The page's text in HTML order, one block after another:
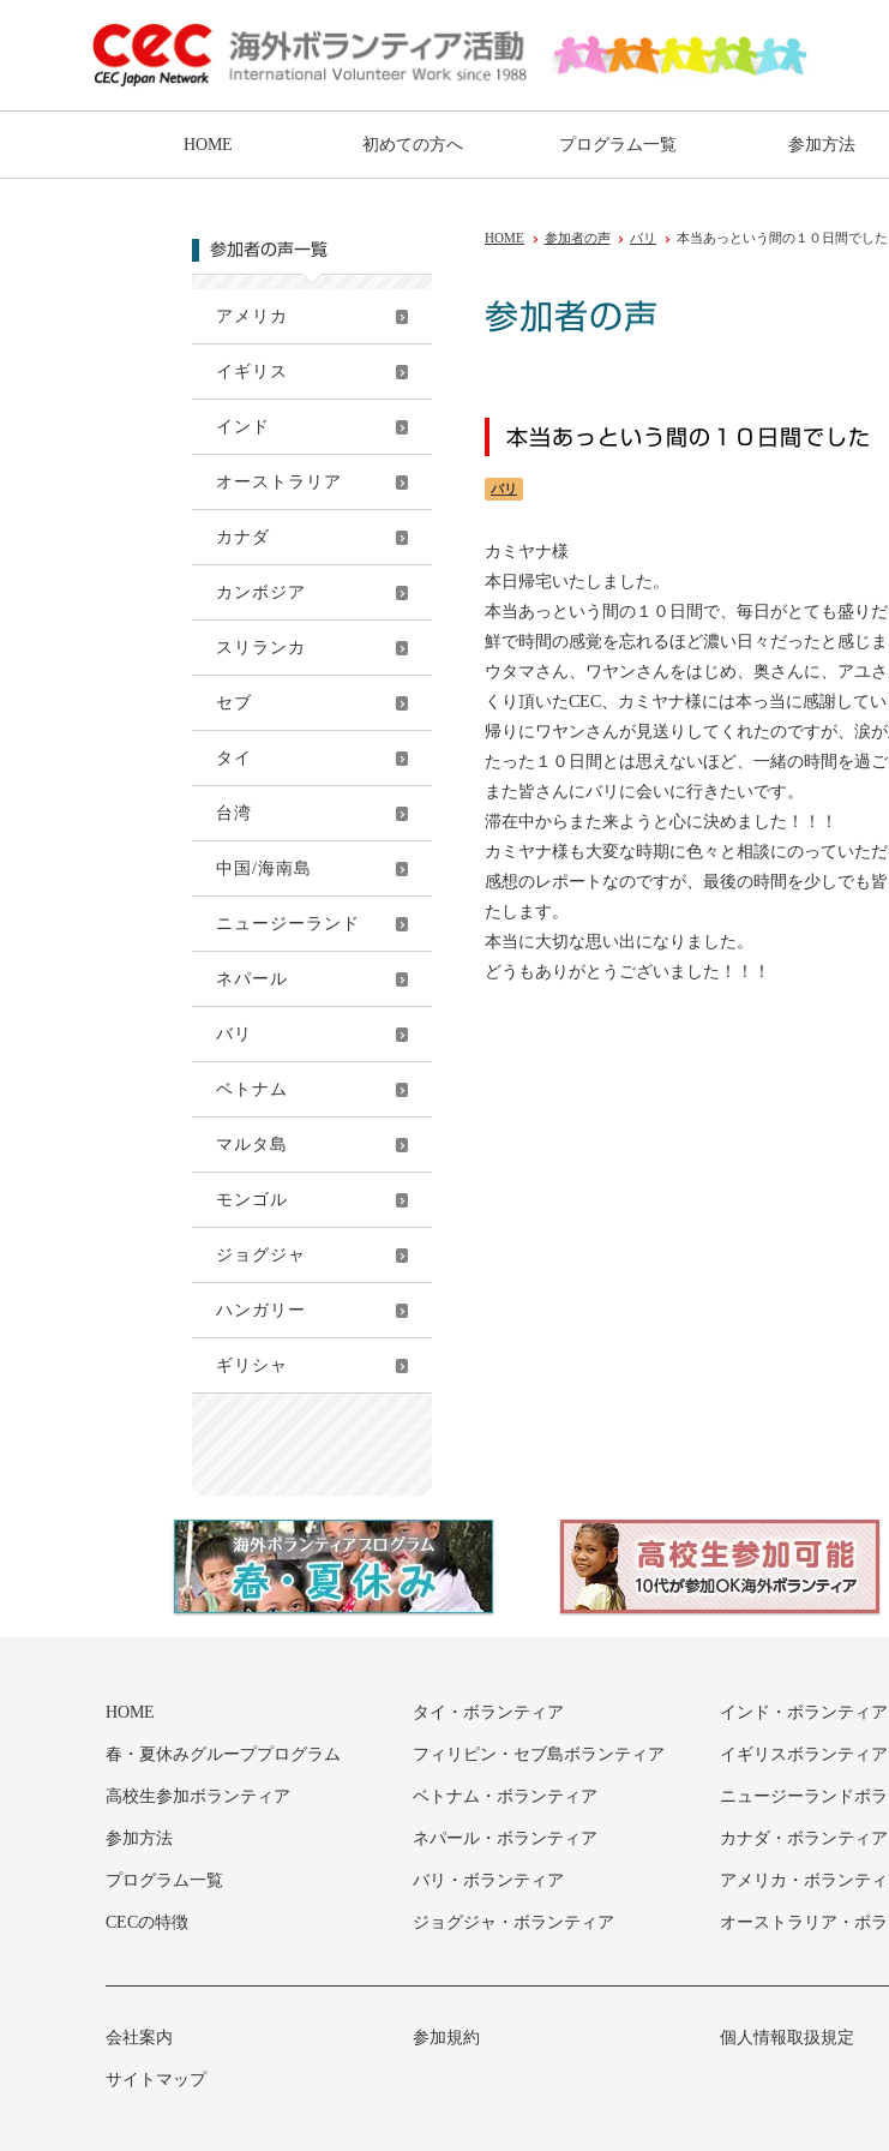
HOME 初めての方へ プログラム一覧 参加方法
参加者の声一覧
アメリカ
イギリス
インド
オーストラリア
カナダ
カンボジア
スリランカ
セブ
タイ
台湾
中国/海南島
ニュージーランド
ネパール
バリ
ベトナム
マルタ島
モンゴル
ジョグジャ
ハンガリー
ギリシャ
HOME 参加者の声 バリ 本当あっという間の１０日間でした
参加者の声
本当あっという間の１０日間でした
バリ
カミヤナ様
本日帰宅いたしました。
本当あっという間の１０日間で、毎日がとても盛り
鮮で時間の感覚を忘れるほど濃い日々だったと感じま
ウタマさん、ワヤンさんをはじめ、奥さんに、アユ
くり頂いたCEC、カミヤナ様には本っ当に感謝してい
帰りにワヤンさんが見送りしてくれたのですが、涙が
たった１０日間とは思えないほど、一緒の時間を過
また皆さんにバリに会いに行きたいです。
滞在中からまた来ようと心に決めました！！！
カミヤナ様も大変な時期に色々と相談にのっていた
感想のレポートなのですが、最後の時間を少しでも
たします。
本当に大切な思い出になりました。
どうもありがとうございました！！！
HOME
春・夏休みグループプログラム
高校生参加ボランティア
参加方法
プログラム一覧
CECの特徴
タイ・ボランティア
フィリピン・セブ島ボランティア
ベトナム・ボランティア
ネパール・ボランティア
バリ・ボランティア
ジョグジャ・ボランティア
インド・ボランティア
イギリスボランティア
ニュージーランドボ
カナダ・ボランティア
アメリカ・ボランテ
オーストラリア・ボ
会社案内 参加規約 個人情報取扱規定
サイトマップ